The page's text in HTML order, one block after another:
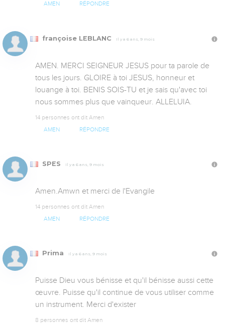
AMEN RÉPONDRE
françoise LEBLANC Il y a 6 ans, 9 mois
AMEN. MERCI SEIGNEUR JESUS pour ta parole de
tous les jours. GLOIRE à toi JESUS, honneur et
louange à toi. BENIS SOIS-TU et je sais qu'avec toi
nous sommes plus que vainqueur. ALLELUIA.
14 personnes ont dit Amen
AMEN RÉPONDRE
SPES Il y a 6 ans, 9 mois
Amen.Amwn et merci de l'Evangile
14 personnes ont dit Amen
AMEN RÉPONDRE
Prima Il y a 6 ans, 9 mois
Puisse Dieu vous bénisse et qu'il bénisse aussi cette
œuvre. Puisse qu'il continue de vous utiliser comme
un instrument. Merci d'exister
8 personnes ont dit Amen